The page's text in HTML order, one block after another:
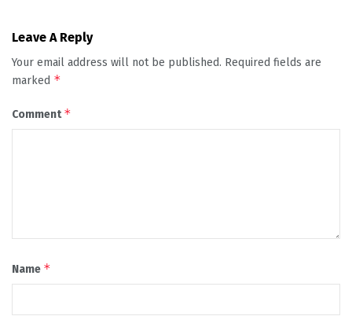
Leave A Reply
Your email address will not be published. Required fields are
marked *
Comment*
Name *